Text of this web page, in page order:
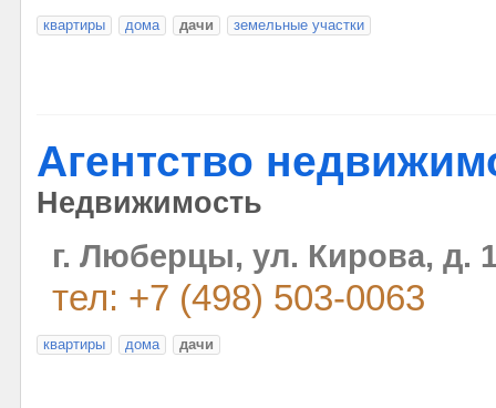
квартиры дома дачи земельные участки
Агентство
Недвижимость
г. Люберцы, ул. Кирова, д.
тел: +7 (498) 503-0063
квартиры дома дачи